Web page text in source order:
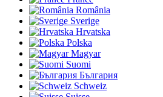
România
Sverige
Hrvatska
Polska
Magyar
Suomi
България
Schweiz